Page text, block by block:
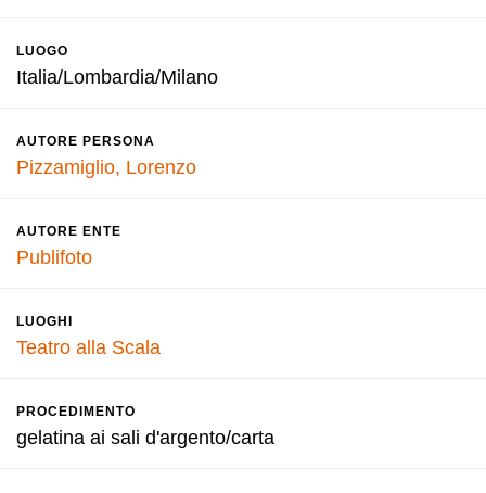
LUOGO
Italia/Lombardia/Milano
AUTORE PERSONA
Pizzamiglio, Lorenzo
AUTORE ENTE
Publifoto
LUOGHI
Teatro alla Scala
PROCEDIMENTO
gelatina ai sali d'argento/carta